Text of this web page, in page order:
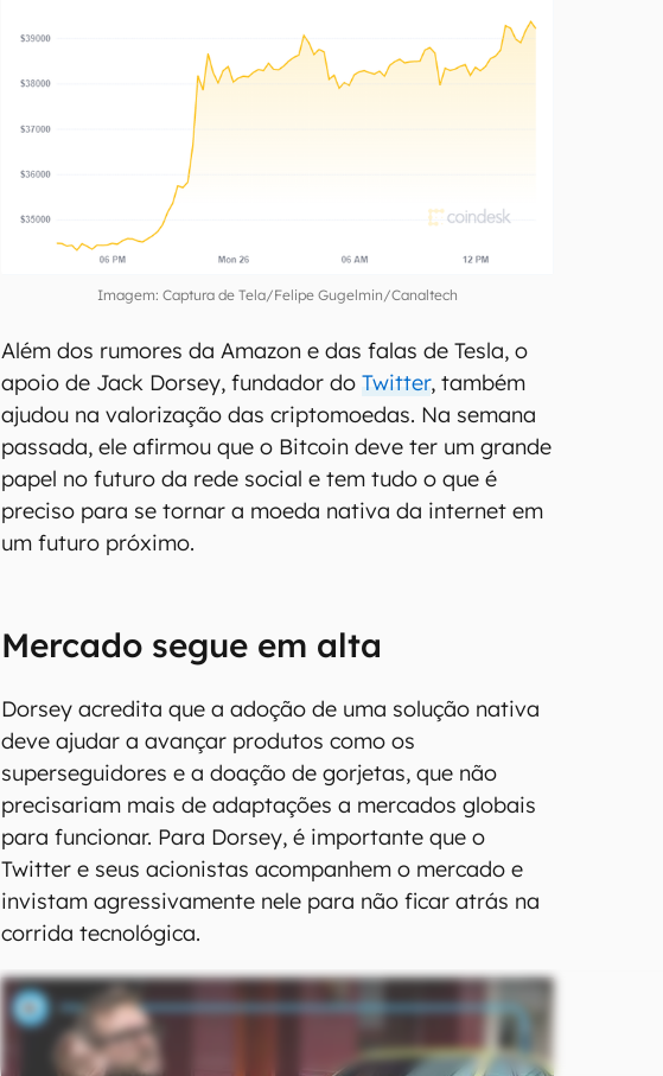
Imagem: Captura de Tela/Felipe Gugelmin/Canaltech
Além dos rumores da Amazon e das falas de Tesla, o
apoio de Jack Dorsey, fundador doTwitter, também
ajudou na valorização das criptomoedas. Na semana
passada, ele afirmou que o Bitcoin deve ter um grande
papel no futuro da rede social e tem tudo o que é
preciso para se tornar a moeda nativa da internet em
um futuro próximo.
Mercado segue em alta
Dorsey acredita que a adoção de uma solução nativa
deve ajudar a avançar produtos como os
superseguidores e a doação de gorjetas, que não
precisariam mais de adaptações a mercados globais
para funcionar. Para Dorsey, é importante que o
Twitter e seus acionistas acompanhem o mercado e
invistam agressivamente nele para não ficar atrás na
corrida tecnológica.